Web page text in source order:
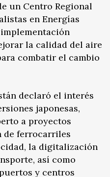
un Centro Regional
en Energías
la calidad del aire
combatir el cambio
declaró el interés
japonesas,
a proyectos
de ferrocarriles
la digitalización
así como
y centros